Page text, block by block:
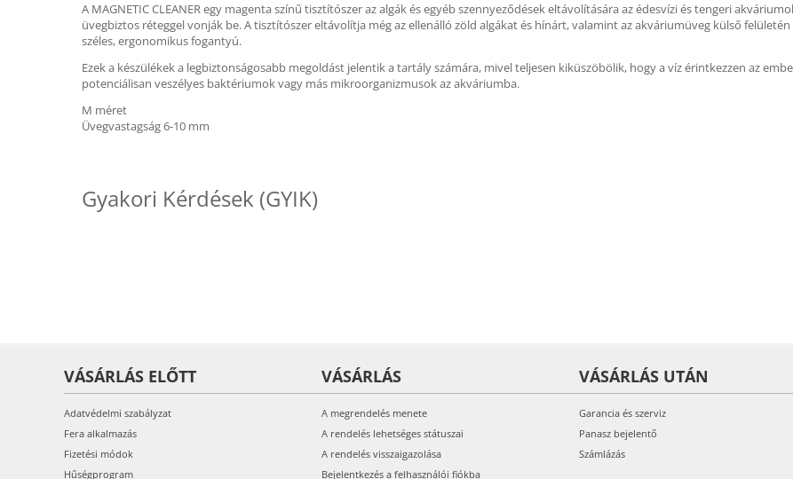
A MAGNETIC CLEANER egy magenta színű tisztítószer az algák és egyéb szennyeződések eltávolítására az édesvízi és tengeri
üvegbiztos réteggel vonják be. A tisztítószer eltávolítja még az ellenálló zöld algákat és hínárt, valamint az akváriumüveg külső
széles, ergonomikus fogantyú.
Ezek a készülékek a legbiztonságosabb megoldást jelentik a tartály számára, mivel teljesen kiküszöbölik, hogy a víz érintkezzen az
potenciálisan veszélyes baktériumok vagy más mikroorganizmusok az akváriumba.
M méret
Üvegvastagság 6-10 mm
Gyakori Kérdések (GYIK)
VÁSÁRLÁS ELŐTT
Adatvédelmi szabályzat
Fera alkalmazás
Fizetési módok
Hűségprogram
VÁSÁRLÁS
A megrendelés menete
A rendelés lehetséges státuszai
A rendelés visszaigazolása
Bejelentkezés a felhasználói fiókba
VÁSÁRLÁS UTÁN
Garancia és szerviz
Panasz bejelentő
Számlázás